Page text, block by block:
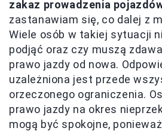
zakaz prowadzenia
zastanawiam się, co dalej z
Wiele osób w takiej sytuacji
podjąć oraz czy muszą
prawo jazdy od nowa.
uzależniona jest przede
orzeczonego ograniczenia.
prawo jazdy na okres
mogą być spokojne,